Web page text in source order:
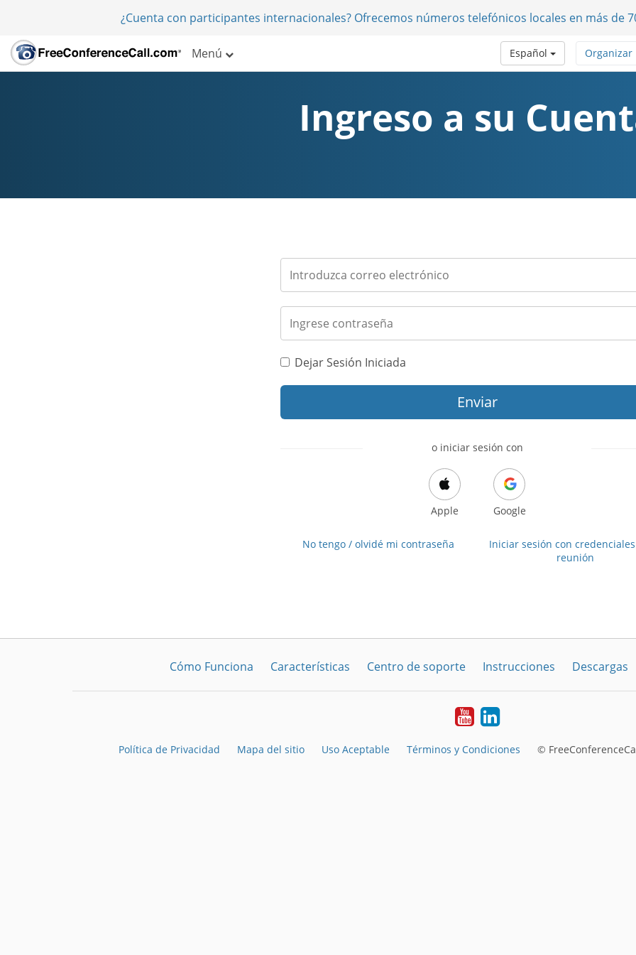
¿Cuenta con participantes internacionales? Ofrecemos números telefónicos locales en más de
Menú Organizar
Español
Ingreso a su
Dejar Sesión Iniciada
Enviar
o iniciar sesión con
Apple Google
No tengo / olvidé mi contraseña
Iniciar sesión con
reunión
Cómo Funciona Características Centro de soporte Instrucciones Descargas
YouTubeLinkedIn
Política de Privacidad Mapa del sitio Uso Aceptable Términos y Condiciones ©